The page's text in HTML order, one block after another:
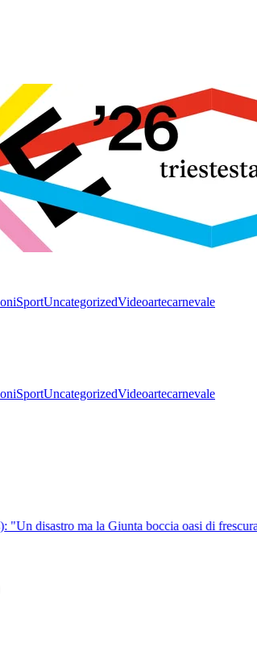
SportUncategorizedVideoartecarnevale
SportUncategorizedVideoartecarnevale
disastro ma la Giunta boccia oasi di frescura"